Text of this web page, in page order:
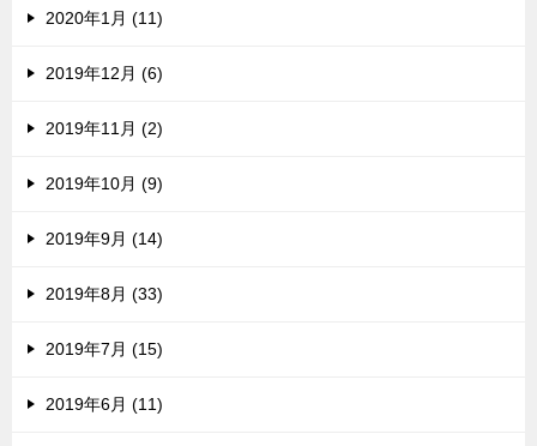
2020年1月 (11)
2019年12月 (6)
2019年11月 (2)
2019年10月 (9)
2019年9月 (14)
2019年8月 (33)
2019年7月 (15)
2019年6月 (11)